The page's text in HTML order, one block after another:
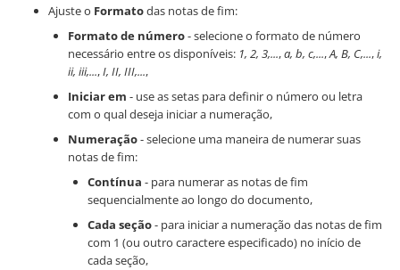
Ajuste o Formatodas notas de fim:
Formato de número- selecione o formato de número
necessário entre os disponíveis: 1, 2, 3,...,a, b, c,...,A, B, C,...,i,
ii, iii,...,I, II, III,...,
Iniciar em - use as setas para definir o número ou letra
com o qual deseja iniciar a numeração,
Numeração- selecione uma maneira de numerar suas
notas de fim:
Contínua - para numerar as notas de fim
sequencialmente ao longo do documento,
Cada seção- para iniciar a numeração das notas de fim
com 1 (ou outro caractere especificado) no início de
cada seção,